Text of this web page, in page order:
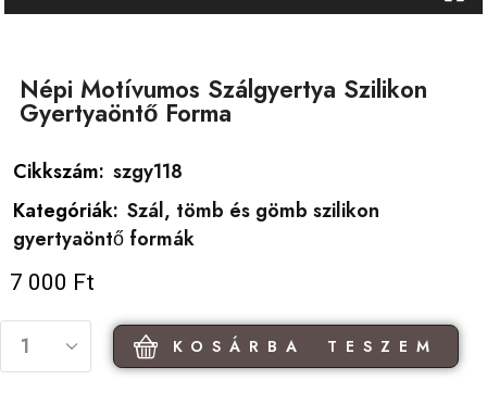
Népi Motívumos Szálgyertya Szilikon
Gyertyaöntő Forma
Cikkszám: szgy118
Kategóriák: Szál, tömb és gömb szilikon
gyertyaöntő formák
7 000 Ft
KOSÁRBA TESZEM